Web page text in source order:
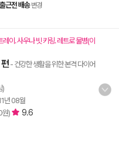
출근전 배송 변경
이. 사우나 빗 키링. 레트로 물병(이
- 건강한 생활을 위한 본격 다이어
)
년 08월
원)
9.6